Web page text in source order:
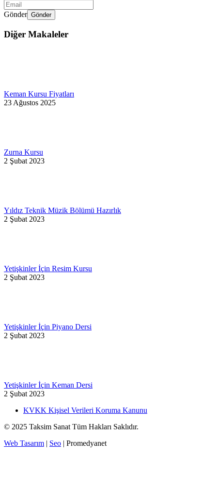
Gönder Gönder
Diğer Makaleler
Keman Kursu Fiyatları
23 Ağustos 2025
Zurna Kursu
2 Şubat 2023
Yıldız Teknik Müzik Bölümü Hazırlık
2 Şubat 2023
Yetişkinler İçin Resim Kursu
2 Şubat 2023
Yetişkinler İçin Piyano Dersi
2 Şubat 2023
Yetişkinler İçin Keman Dersi
2 Şubat 2023
KVKK Kişisel Verileri Koruma Kanunu
© 2025 Taksim Sanat Tüm Hakları Saklıdır.
Web Tasarım | Seo | Promedyanet